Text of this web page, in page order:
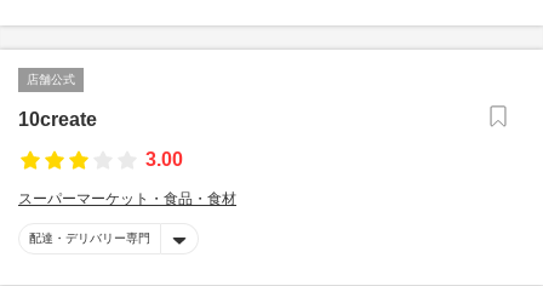
店舗公式
10create
3.00
スーパーマーケット・食品・食材
配達・デリバリー専門